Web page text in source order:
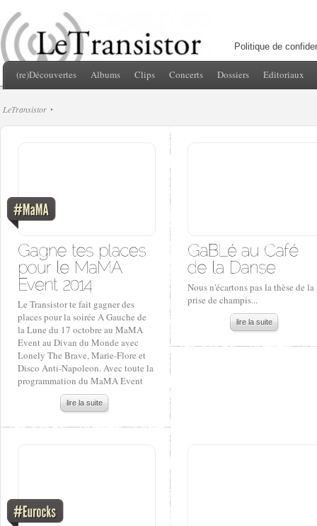
Politique de
(re)Découvertes Albums Clips Concerts Dossiers Editoriaux
LeTransistor
Le Transistor te fait gagner des
places pour la soirée A Gauche de
la Lune du 17 octobre au MaMA
Event au Divan du Monde avec
Lonely The Brave, Marie-Flore et
Disco Anti-Napoleon. Avec toute la
programmation du MaMA Event
lire la suite
Nous n'écartons pas la thèse de la
prise de champis...
lire la suite